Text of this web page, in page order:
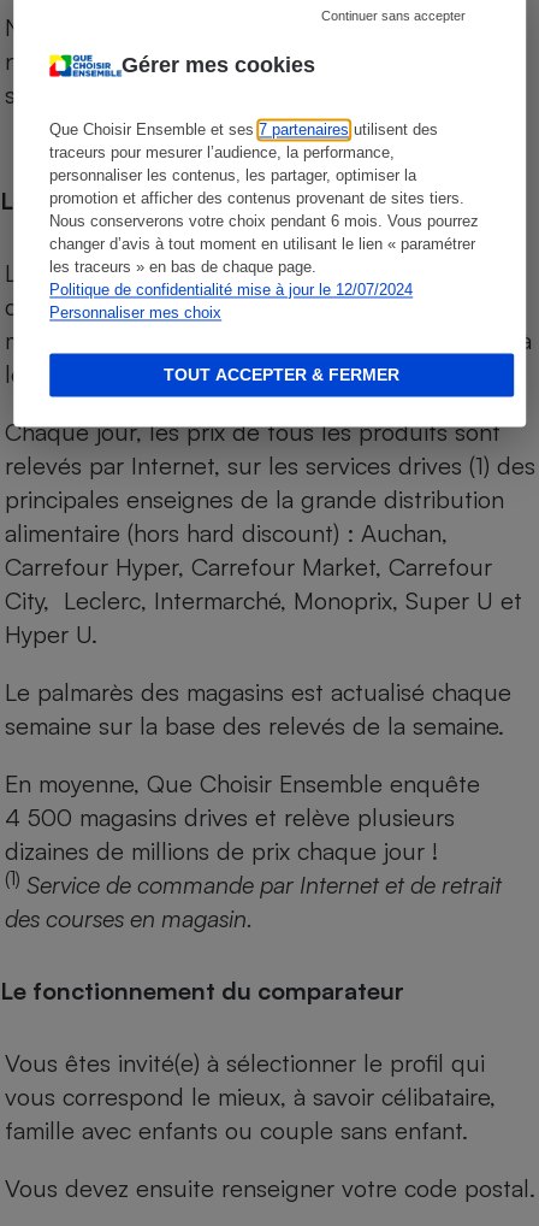
Gérer mes cookies
Que Choisir Ensemble et ses7 partenaires utilisent des
traceurs pour mesurer l’audience, la performance,
personnaliser les contenus, les partager, optimiser la
promotion et afficher des contenus provenant de sites tiers.
Nous conserverons votre choix pendant 6 mois. Vous pourrez
changer d’avis à tout moment en utilisant le lien « paramétrer
les traceurs » en bas de chaque page.
Politique de confidentialité mise à jour le 12/07/2024
Personnaliser mes choix
Continuer sans accepter
TOUT ACCEPTER & FERMER
Notre comparateur de supermarchés propose le
niveau de prix des supermarchés, géolocalisés
sur le territoire français.
Les comparaisons de prix
Les comparaisons sont réalisées sur l’ensemble
des produits des magasins. Les produits de
marques de distributeurs (MDD) sont comparés à
leurs équivalents chez leurs concurrents.
Chaque jour, les prix de tous les produits sont
relevés par Internet, sur les services drives (1) des
principales enseignes de la grande distribution
alimentaire (hors hard discount) : Auchan,
Carrefour Hyper, Carrefour Market, Carrefour
City, Leclerc, Intermarché, Monoprix, Super U et
Hyper U.
Le palmarès des magasins est actualisé chaque
semaine sur la base des relevés de la semaine.
En moyenne, Que Choisir Ensemble enquête
4 500 magasins drives et relève plusieurs
dizaines de millions de prix chaque jour !
(1) Service de commande par Internet et de retrait
des courses en magasin.
Le fonctionnement du comparateur
Vous êtes invité(e) à sélectionner le profil qui
vous correspond le mieux, à savoir célibataire,
famille avec enfants ou couple sans enfant.
Vous devez ensuite renseigner votre code postal.